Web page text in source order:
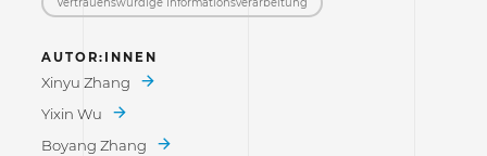
AUTOR:INNEN
Xinyu Zhang
Yixin Wu
Boyang Zhang